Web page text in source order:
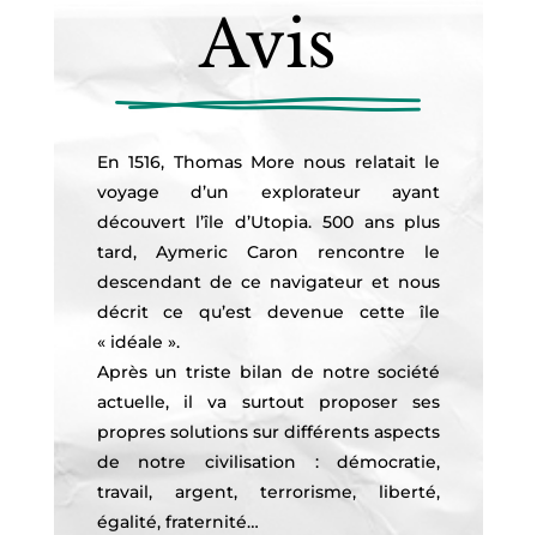
Avis
En 1516, Thomas More nous relatait le
voyage d’un explorateur ayant
découvert l’île d’Utopia. 500 ans plus
tard, Aymeric Caron rencontre le
descendant de ce navigateur et nous
décrit ce qu’est devenue cette île
« idéale ».
Après un triste bilan de notre société
actuelle, il va surtout proposer ses
propres solutions sur différents aspects
de notre civilisation : démocratie,
travail, argent, terrorisme, liberté,
égalité, fraternité…